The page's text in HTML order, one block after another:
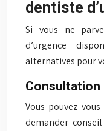
dentiste
Si vous ne
d’urgence
alternatives pour
Consultation
Vous pouvez
demander